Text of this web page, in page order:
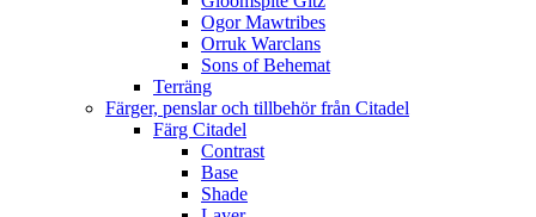
Ogor Mawtribes
Orruk Warclans
Sons of Behemat
Terräng
Färger, penslar och tillbehör från Citadel
Färg Citadel
Contrast
Base
Shade